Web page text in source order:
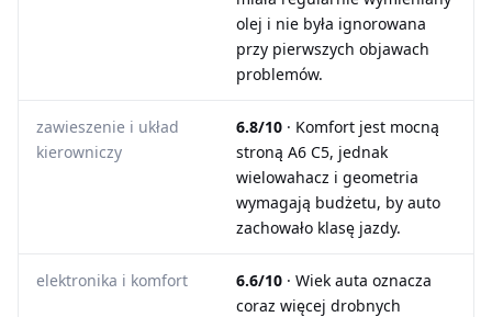
olej i nie była ignorowana
przy pierwszych objawach
problemów.
zawieszenie i układ
kierowniczy
6.8/10 · Komfort jest mocną
stroną A6 C5, jednak
wielowahacz i geometria
wymagają budżetu, by auto
zachowało klasę jazdy.
elektronika i komfort 6.6/10 · Wiek auta oznacza
coraz więcej drobnych